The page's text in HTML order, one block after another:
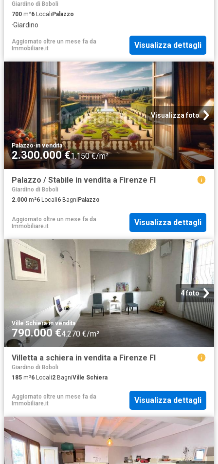
Giardino di Boboli
700 m²6 Locali Palazzo
·Giardino
Aggiornato oltre un mese fa da
Immobiliare.it
Visualizza dettagli
Visualizza foto
Palazzo·in vendita
2.300.000 €1.150 €/m²
Palazzo / Stabile in vendita a Firenze FI
Giardino di Boboli
2.000 m²6 Locali6 Bagni Palazzo
Aggiornato oltre un mese fa da
Immobiliare.it
Visualizza dettagli
4 foto
Ville Schiera·in vendita
790.000 €4.270 €/m²
Villetta a schiera in vendita a Firenze FI
Giardino di Boboli
185 m²6 Locali2 BagniVille Schiera
Aggiornato oltre un mese fa da
Immobiliare.it
Visualizza dettagli